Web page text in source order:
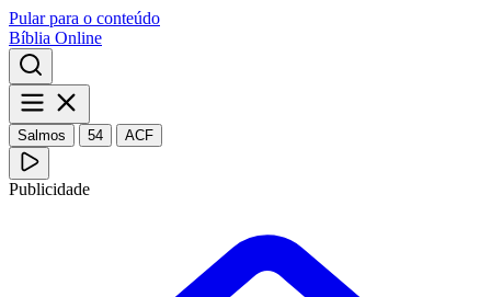
Pular para o conteúdo
Bíblia Online
Salmos 54 ACF
Publicidade